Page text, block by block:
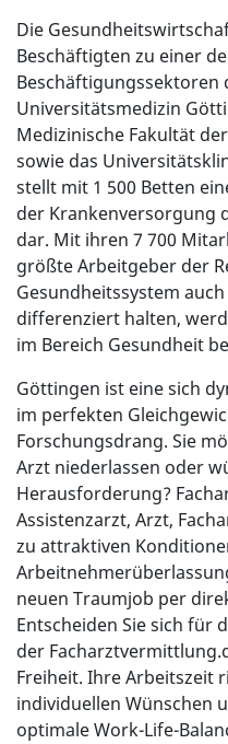
Die
Beschäftigten zu einer
Beschäftigungssektoren
Universitätsmedizin
Medizinische Fakultät
sowie das
stellt mit 1 500 Betten
der Krankenversorgung
dar. Mit ihren 7 700
größte Arbeitgeber der
Gesundheitssystem
differenziert halten,
im Bereich Gesundheit
Göttingen ist eine sich
im perfekten
Forschungsdrang. Sie
Arzt niederlassen oder
Herausforderung?
Assistenzarzt, Arzt,
zu attraktiven
neuen Traumjob per
Entscheiden Sie sich für
der
Freiheit. Ihre Arbeitszeit
individuellen Wünschen
optimale Work-Life-